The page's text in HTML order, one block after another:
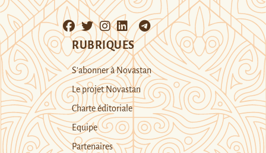
RUBRIQUES
S’abonner à Novastan
Le projet Novastan
Charte éditoriale
Equipe
Partenaires